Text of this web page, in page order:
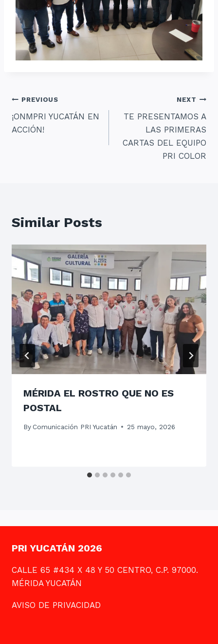
Navegación
de
PREVIOUS
¡ONMPRI YUCATÁN EN
ACCIÓN!
NEXT
TE PRESENTAMOS A
LAS PRIMERAS
CARTAS DEL EQUIPO
PRI COLOR
Similar Posts
MÉRIDA EL ROSTRO QUE NO ES
POSTAL
By Comunicación PRI Yucatán 25 mayo, 2026
PRI YUCATÁN 2026
CALLE 65 #434 X 48 Y 50 CENTRO, C.P. 97000.
MÉRIDA YUCATÁN
AVISO DE PRIVACIDAD